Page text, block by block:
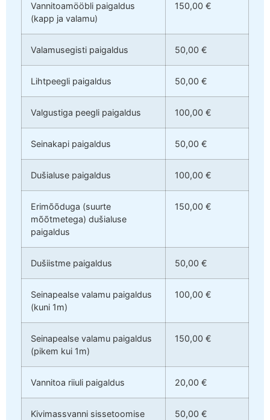
Vannitoamööbli paigaldus
(kapp ja valamu)
150,00 €
Valamusegisti paigaldus 50,00 €
Lihtpeegli paigaldus 50,00 €
Valgustiga peegli paigaldus 100,00 €
Seinakapi paigaldus 50,00 €
Dušialuse paigaldus 100,00 €
Erimõõduga (suurte
mõõtmetega) dušialuse
paigaldus
150,00 €
Dušiistme paigaldus 50,00 €
Seinapealse valamu paigaldus
(kuni 1m)
100,00 €
Seinapealse valamu paigaldus
(pikem kui 1m)
150,00 €
Vannitoa riiuli paigaldus 20,00 €
Kivimassvanni sissetoomise
50,00 €